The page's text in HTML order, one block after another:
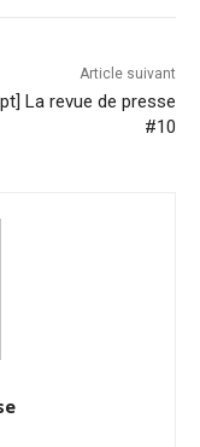
Article suivant
La revue de presse
#10